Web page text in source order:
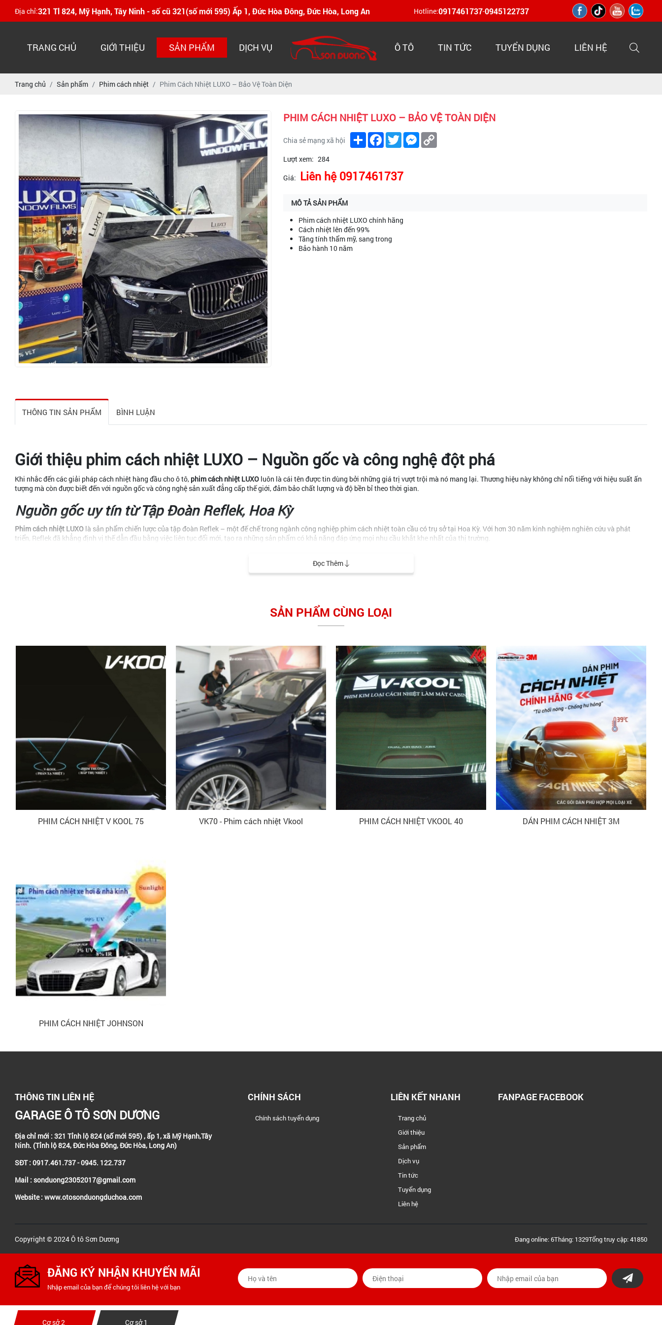
Địa chỉ:321 Tl 824, Mỹ Hạnh, Tây Ninh - số cũ 321(số mới 595) Ấp 1, Đức Hòa Đông, Đức Hòa, Long An Hotline:0917461737-0945122737
TRANG CHỦ GIỚI THIỆU SẢN PHẨM DỊCH VỤ Ô TÔ TIN TỨC TUYỂN DỤNG LIÊN HỆ
Trang chủ Sản phẩm Phim cách nhiệt Phim Cách Nhiệt LUXO – Bảo Vệ Toàn Diện
PHIM CÁCH NHIỆT LUXO – BẢO VỆ TOÀN DIỆN
Chia sẻ mạng xã hội Share FacebookTwitterMessenger
Lượt xem: 284
Giá: Liên hệ 0917461737
MÔ TẢ SẢN PHẨM
Phim cách nhiệt LUXO chính hãng
Cách nhiệt lên đến 99%
Tăng tính thẩm mỹ, sang trong
Bảo hành 10 năm
THÔNG TIN SẢN PHẨM BÌNH LUẬN
Giới thiệu phim cách nhiệt LUXO – Nguồn gốc và công nghệ đột phá
Khi nhắc đến các giải pháp cách nhiệt hàng đầu cho ô tô, phim cách nhiệt LUXO luôn là cái tên được tin dùng bởi những giá trị vượt trội mà nó mang lại. Thương hiệu này không chỉ nổi tiếng với hiệu suất ấn
tượng mà còn được biết đến với nguồn gốc và công nghệ sản xuất đẳng cấp thế giới, đảm bảo chất lượng và độ bền bỉ theo thời gian.
Nguồn gốc uy tín từ Tập Đoàn Reflek, Hoa Kỳ
Phim cách nhiệt LUXO là sản phẩm chiến lược của tập đoàn Reflek – một đế chế trong ngành công nghiệp phim cách nhiệt toàn cầu có trụ sở tại Hoa Kỳ. Với hơn 30 năm kinh nghiệm nghiên cứu và phát
triển, Reflek đã khẳng định vị thế dẫn đầu bằng việc liên tục đổi mới, tạo ra những sản phẩm có khả năng đáp ứng mọi nhu cầu khắt khe nhất của thị trường.
, bạn đang lựa chọn một sản phẩm được bảo chứng bởi uy tín và kinh nghiệm của một tập đoàn hàng đầu thế giới.
Đọc Thêm
SẢN PHẨM CÙNG LOẠI
PHIM CÁCH NHIỆT V KOOL 75 VK70 - Phim cách nhiệt Vkool PHIM CÁCH NHIỆT VKOOL 40 DÁN PHIM CÁCH NHIỆT 3M
PHIM CÁCH NHIỆT JOHNSON
THÔNG TIN LIÊN HỆ
GARAGE Ô TÔ SƠN DƯƠNG
Địa chỉ mới : 321 Tỉnh lộ 824 (số mới 595) , ấp 1, xã Mỹ Hạnh,Tây
Ninh. (Tỉnh lộ 824, Đức Hòa Đông, Đức Hòa, Long An)
SĐT : 0917.461.737 - 0945. 122.737
Mail : sonduong23052017@gmail.com
Website : www.otosonduongduchoa.com
CHÍNH SÁCH
Chính sách tuyển dụng
LIÊN KẾT NHANH
Trang chủ
Giới thiệu
Sản phẩm
Dịch vụ
Tin tức
Tuyển dụng
Liên hệ
FANPAGE FACEBOOK
Copyright © 2024 Ô tô Sơn Dương Đang online: 6Tháng: 1329Tổng truy cập: 41850
ĐĂNG KÝ NHẬN KHUYẾN MÃI
Nhập email của bạn để chúng tôi liên hệ với bạn
Cơ sở 2 Cơ sở 1